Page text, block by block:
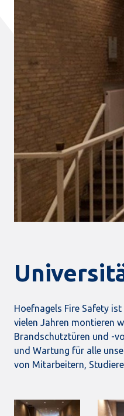
Hoefnagels Fire Safety
vielen Jahren montieren
Brandschutztüren und -
und Wartung für alle
von Mitarbeitern,